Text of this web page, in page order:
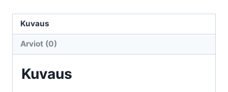
10
2WB
3000K
Kuvaus
Arviot (0)
Kuvaus